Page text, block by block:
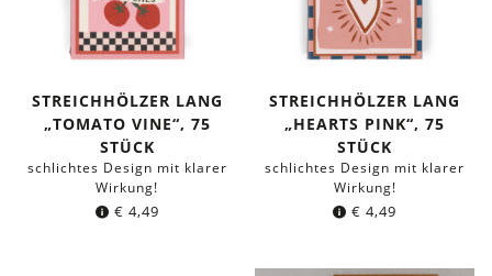
STREICHHÖLZER LANG
„TOMATO VINE“, 75
STÜCK
schlichtes Design mit klarer
Wirkung!
€ 4,49
STREICHHÖLZER LANG
„HEARTS PINK“, 75
STÜCK
schlichtes Design mit klarer
Wirkung!
€ 4,49